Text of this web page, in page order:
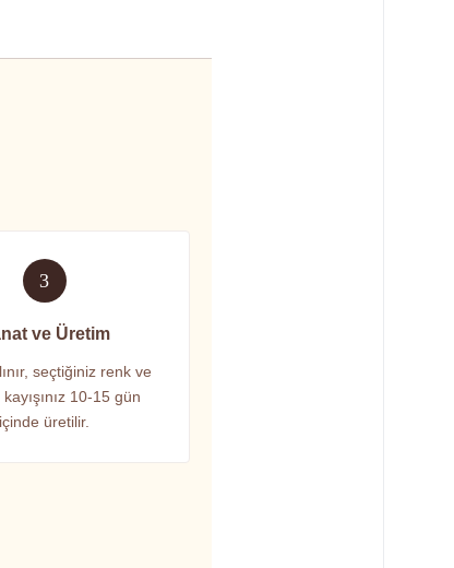
3
ve Üretim
seçtiğiniz renk ve
10-15 gün
içinde üretilir.